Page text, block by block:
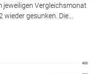
jeweiligen Vergleichsmonat
gesunken. Die...